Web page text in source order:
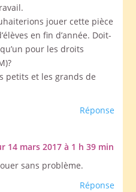
jouer cette pièce
en fin d’année. Doit-
pour les droits
petits et les grands de
Réponse
14 mars 2017 à 1 h 39 min
sans problème.
Réponse